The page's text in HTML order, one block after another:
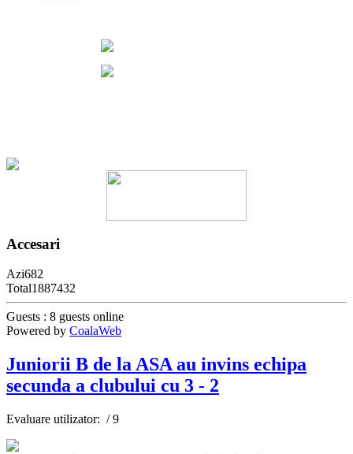
Accesari
Azi682
Total1887432
Guests : 8 guests online
Powered by CoalaWeb
Juniorii B de la ASA au invins echipa
secunda a clubului cu 3 - 2
Evaluare utilizator: / 9